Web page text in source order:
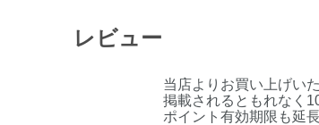
レビュー
当店よりお買い上げい
掲載されるともれなく
ポイント有効期限も延